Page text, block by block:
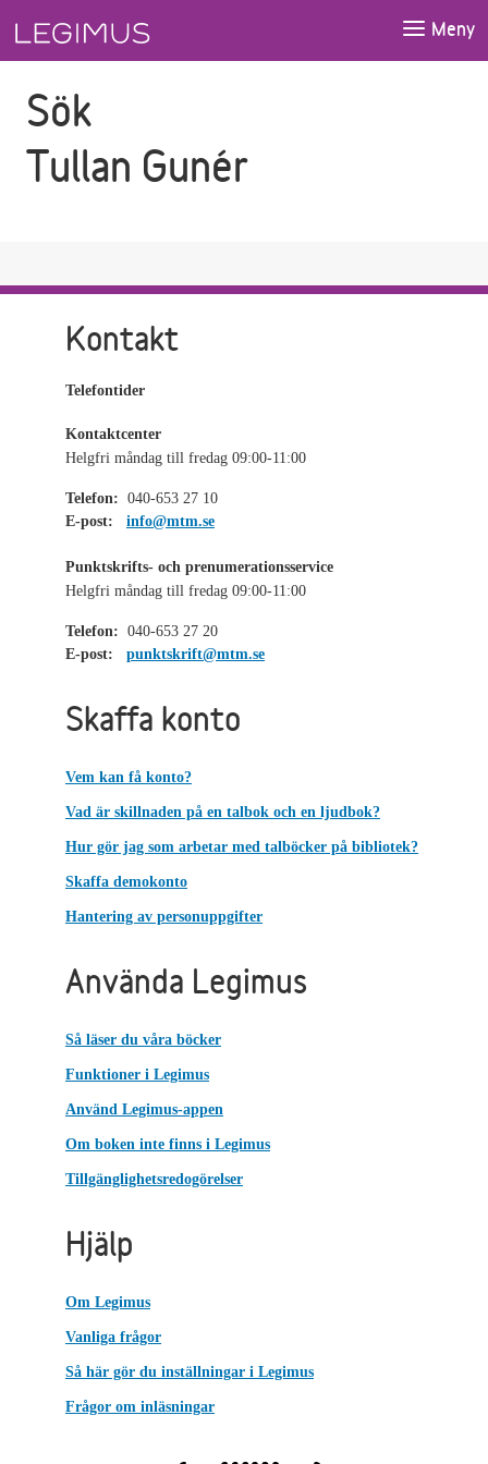
Meny
Sök
Tullan Gunér
Kontakt
Telefontider
Kontaktcenter
Helgfri måndag till fredag 09:00-11:00
Telefon: 040-653 27 10
E-post:
info@mtm.se
Punktskrifts- och prenumerationsservice
Helgfri måndag till fredag 09:00-11:00
Telefon: 040-653 27 20
E-post:
punktskrift@mtm.se
Skaffa konto
Vem kan få konto?
Vad är skillnaden på en talbok och en ljudbok?
Hur gör jag som arbetar med talböcker på bibliotek?
Skaffa demokonto
Hantering av personuppgifter
Använda Legimus
Så läser du våra böcker
Funktioner i Legimus
Använd Legimus-appen
Om boken inte finns i Legimus
Tillgänglighetsredogörelser
Hjälp
Om Legimus
Vanliga frågor
Så här gör du inställningar i Legimus
Frågor om inläsningar